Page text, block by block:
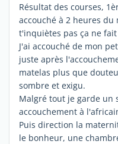
Résultat des courses,
accouché à 2 heures
t'inquiètes pas ça ne
J'ai accouché de mon
juste après
matelas plus que
sombre et exigu.
Malgré tout je garde un
accouchement à
Puis direction la
le bonheur, une